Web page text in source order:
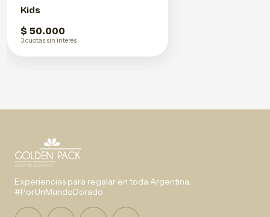
Kids
$ 50.000
3 cuotas sin interés
Experiencias para regalar en toda Argentina.
#PorUnMundoDorado